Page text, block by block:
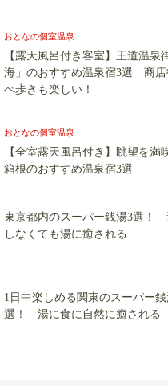
おとなの個室温泉
【露天風呂付き客室】王道温泉
海」のおすすめ温泉宿3選 商店
べ歩きも楽しい！
おとなの個室温泉
【全室露天風呂付き】眺望を満
箱根のおすすめ温泉宿3選
東京都内のスーパー銭湯3選！
しなくても湯に癒される
1日中楽しめる関東のスーパー
選！ 湯に食に自然に癒される